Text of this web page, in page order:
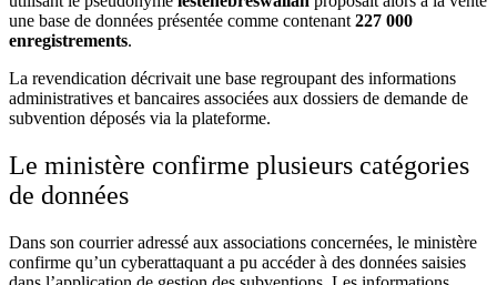
une base de données présentée comme contenant 227 000
enregistrements.
La revendication décrivait une base regroupant des informations
administratives et bancaires associées aux dossiers de demande de
subvention déposés via la plateforme.
Le ministère confirme plusieurs catégories
de données
Dans son courrier adressé aux associations concernées, le ministère
confirme qu’un cyberattaquant a pu accéder à des données saisies